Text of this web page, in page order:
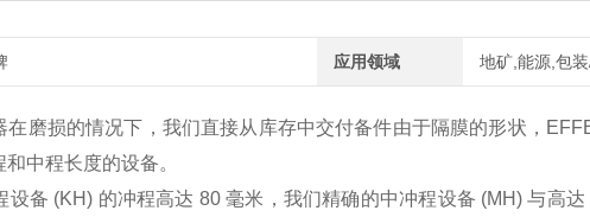
应用领域 地矿,能源,包
在磨损的情况下，我们直接从库存中交付备件由于隔膜的形状，
中程长度的设备。
(KH) 的冲程高达 80 毫米，我们精确的中冲程设备 (MH) 与高达